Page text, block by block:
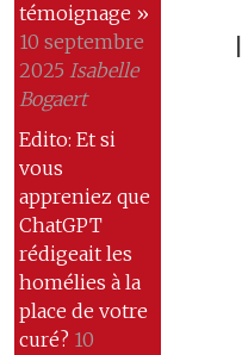
témoignage »
10 septembre
2025 Isabelle
Bogaert
Edito: Et si
vous
appreniez que
ChatGPT
rédigeait les
homélies à la
place de votre
curé? 10